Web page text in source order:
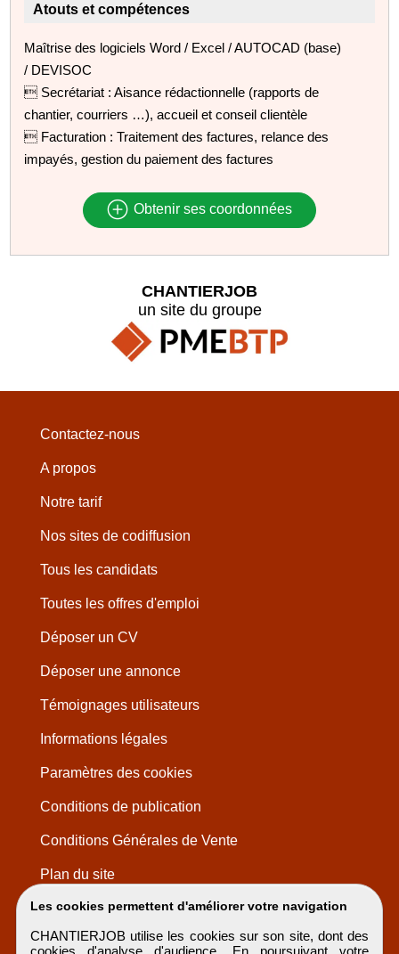
Atouts et compétences
Maîtrise des logiciels Word / Excel / AUTOCAD (base)
/ DEVISOC
 Secrétariat : Aisance rédactionnelle (rapports de
chantier, courriers …), accueil et conseil clientèle
 Facturation : Traitement des factures, relance des
impayés, gestion du paiement des factures
Obtenir ses coordonnées
Les cookies permettent d'améliorer votre navigation
CHANTIERJOB utilise les cookies sur son site, dont des
cookies d'analyse d'audience. En poursuivant votre
CHANTIERJOB
un site du groupe
Contactez-nous
A propos
Notre tarif
Nos sites de codiffusion
Tous les candidats
Toutes les offres d'emploi
Déposer un CV
Déposer une annonce
Témoignages utilisateurs
Informations légales
Paramètres des cookies
Conditions de publication
Conditions Générales de Vente
Plan du site